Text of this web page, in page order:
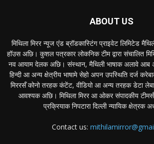
ABOUT US
मिथिला मिरर न्यूज एंड ब्रॉडकास्टिंग प्राइवेट लिमिटेड
हॉउस अछि। कुशल पत्रकार लोकनिक टीम द्वारा संचालित
नव आयाम देलक अछि। संस्थान, मैथिली भाषाक अलावे आब
हिन्दी आ अन्य क्षेत्रीय भाषामे सेहो अपन उपस्थिति दर्ज
मिररसँ कोनो तरहक कंटेंट, वीडियो आ अन्य तरहक डेटा
आवश्यक अछि। मिथिला मिरर आ ओकर संपादकीय टीमसँ
प्रक्रियाक निपटारा दिल्ली न्यायिक क्षेत्रक
Contact us: